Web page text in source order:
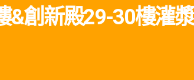
&創新殿29-30樓灌